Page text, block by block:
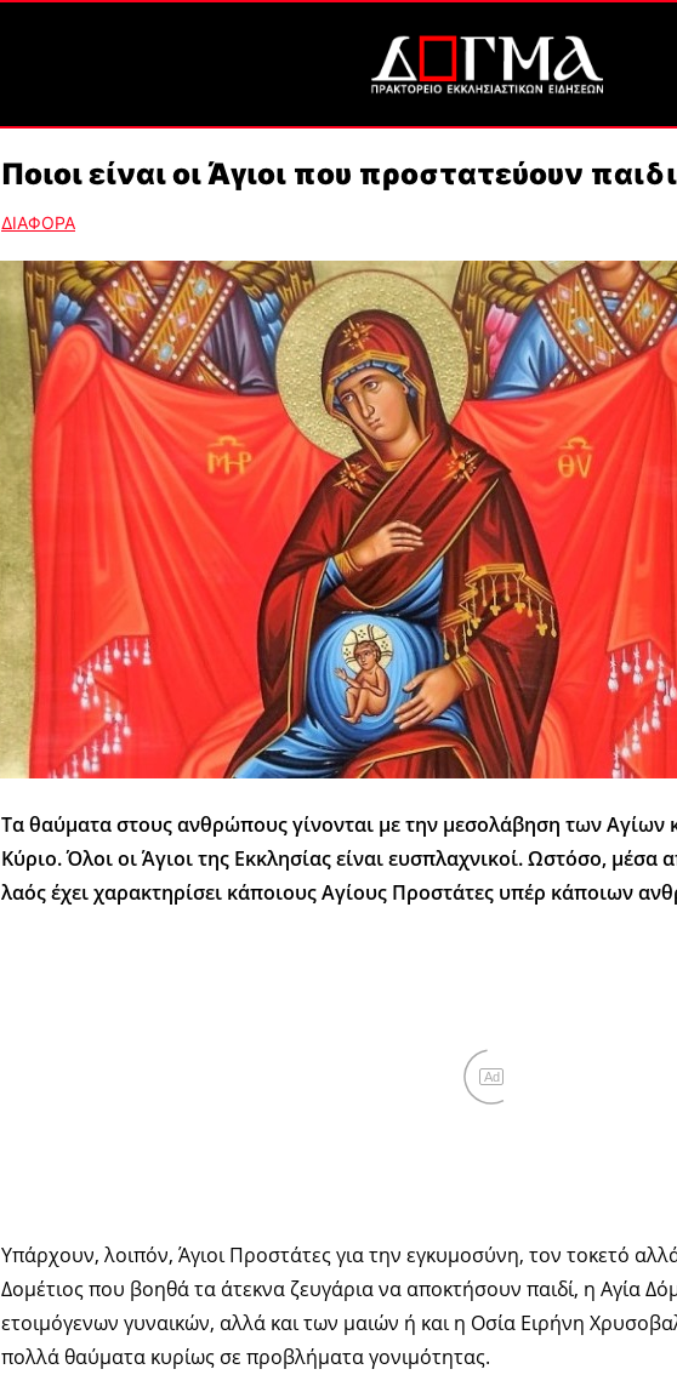
Ποιοι είναι οι Άγιοι που προστατεύουν
ΔΙΑΦΟΡΑ
Τα θαύματα στους ανθρώπους γίνονται με την μεσολάβηση των Αγίων
Κύριο. Όλοι οι Άγιοι της Εκκλησίας είναι ευσπλαχνικοί. Ωστόσο,
λαός έχει χαρακτηρίσει κάποιους Αγίους Προστάτες υπέρ κάποιων
Ad
Υπάρχουν, λοιπόν, Άγιοι Προστάτες για την εγκυμοσύνη, τον τοκετό
Δομέτιος που βοηθά τα άτεκνα ζευγάρια να αποκτήσουν παιδί, η Αγία
ετοιμόγενων γυναικών, αλλά και των μαιών ή και η Οσία Ειρήνη
πολλά θαύματα κυρίως σε προβλήματα γονιμότητας.